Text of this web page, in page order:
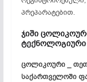
პრეპარატებით.
ჯიში
ტექნოლოგიური
ცოლიკოური _
საქართველოში